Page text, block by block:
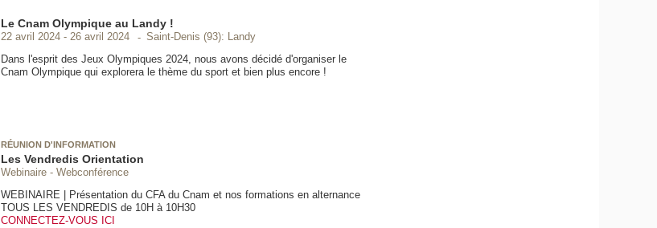
Le Cnam Olympique au Landy !
22 avril 2024 26 avril 2024
Saint-Denis (93): Landy
Dans l'esprit des Jeux Olympiques 2024, nous avons décidé d'organiser le
Cnam Olympique qui explorera le thème du sport et bien plus encore !
RÉUNION D'INFORMATION
Les Vendredis Orientation
Webinaire - Webconférence
WEBINAIRE | Présentation du CFA du Cnam et nos formations en alternance
TOUS LES VENDREDIS de 10H à 10H30
CONNECTEZ-VOUS ICI